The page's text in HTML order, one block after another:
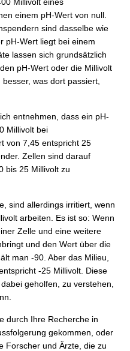
einem pH-Wert von null.
sind dasselbe wie
pH-Wert liegt bei einem
lassen sich grundsätzlich
pH-Wert oder die Millivolt
was dort passiert,
entnehmen, dass ein pH-
Millivolt bei
von 7,45 entspricht 25
Zellen sind darauf
bis 25 Millivolt zu
sind allerdings irritiert, wenn
arbeiten. Es ist so: Wenn
Zelle und eine weitere
und den Wert über die
man -90. Aber das Milieu,
-25 Millivolt. Diese
geholfen, zu verstehen,
durch Ihre Recherche in
gekommen, oder
Forscher und Ärzte, die zu